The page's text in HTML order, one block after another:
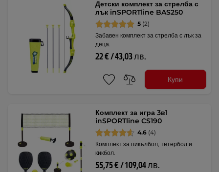
Детски комплект за стрелба с
лък inSPORTline BAS250
5 (2)
Забавен комплект за стрелба с лък за
деца.
22 € / 43,03 лв.
Купи
Комплект за игра 3в1
inSPORTline CS190
4.6 (4)
Комплект за пикълбол, тетербол и
кикбол.
55,75 € / 109,04 лв.